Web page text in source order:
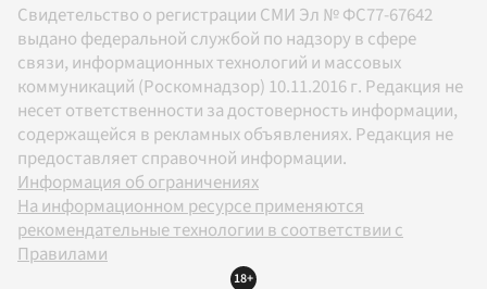
Свидетельство о регистрации СМИ Эл № ФС77-67642
выдано федеральной службой по надзору в сфере
связи, информационных технологий и массовых
коммуникаций (Роскомнадзор) 10.11.2016 г. Редакция не
несет ответственности за достоверность информации,
содержащейся в рекламных объявлениях. Редакция не
предоставляет справочной информации.
Информация об ограничениях
На информационном ресурсе применяются
рекомендательные технологии в соответствии с
Правилами
18+